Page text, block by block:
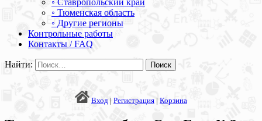
◦ Ставропольский край
◦ Тюменская область
◦ Другие регионы
Контрольные работы
Контакты / FAQ
Найти:
Вход | Регистрация | Корзина